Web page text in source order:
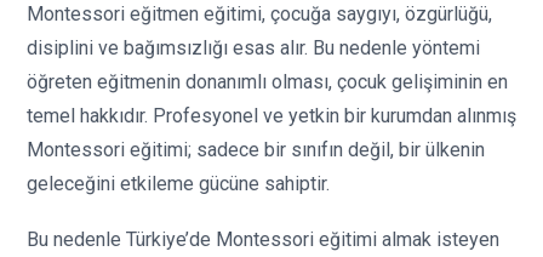
Montessori eğitmen eğitimi, çocuğa saygıyı, özgürlüğü,
disiplini ve bağımsızlığı esas alır. Bu nedenle yöntemi
öğreten eğitmenin donanımlı olması, çocuk gelişiminin en
temel hakkıdır. Profesyonel ve yetkin bir kurumdan alınmış
Montessori eğitimi; sadece bir sınıfın değil, bir ülkenin
geleceğini etkileme gücüne sahiptir.
Bu nedenle Türkiye’de Montessori eğitimi almak isteyen